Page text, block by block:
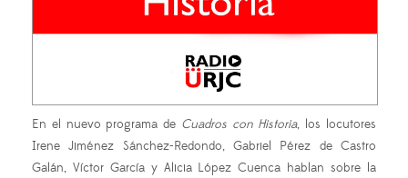
En el nuevo programa de Cuadros con Historia, los locutores
Irene Jiménez Sánchez-Redondo, Gabriel Pérez de Castro
Galán, Víctor García y Alicia López Cuenca hablan sobre la